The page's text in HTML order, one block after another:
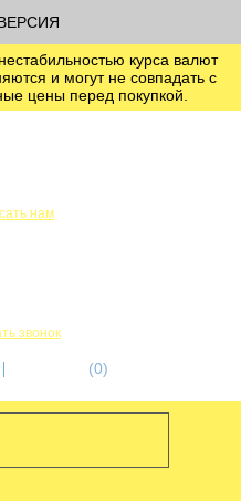
курса валют
и могут не совпадать с
цены перед покупкой.
нам
звонок
(0)